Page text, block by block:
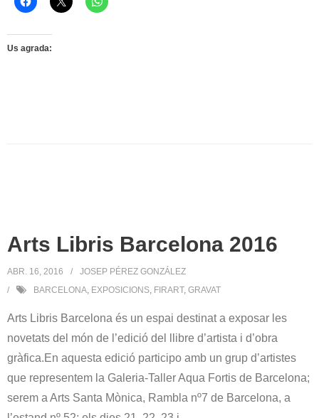
Us agrada:
Arts Libris Barcelona 2016
ABR. 16, 2016
JOSEP PÉREZ GONZÁLEZ
BARCELONA, EXPOSICIONS, FIRART, GRAVAT
Arts Libris Barcelona és un espai destinat a exposar les
novetats del món de l’edició del llibre d’artista i d’obra
gràfica.En aquesta edició participo amb un grup d’artistes
que representem la Galeria-Taller Aqua Fortis de Barcelona;
serem a Arts Santa Mònica, Rambla nº7 de Barcelona, a